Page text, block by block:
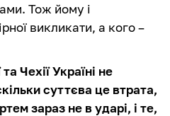
Тож йому і
викликати, а кого –
Чехії Україні не
суттєва це втрата,
зараз не в ударі, і те,